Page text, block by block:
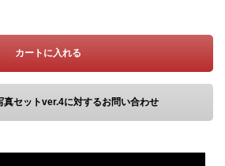
カートに入れる
セットver.4に対するお問い合わせ